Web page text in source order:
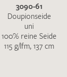
3090-61
Doupionseide
uni
100% reine Seide
115 g/lfm, 137 cm